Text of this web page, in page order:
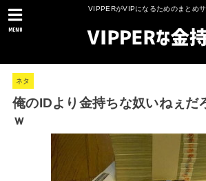
VIPPERがVIPになるためのまとめサ
MENU
ネタ
俺のIDより金持ちな奴いねぇだ
ｗ